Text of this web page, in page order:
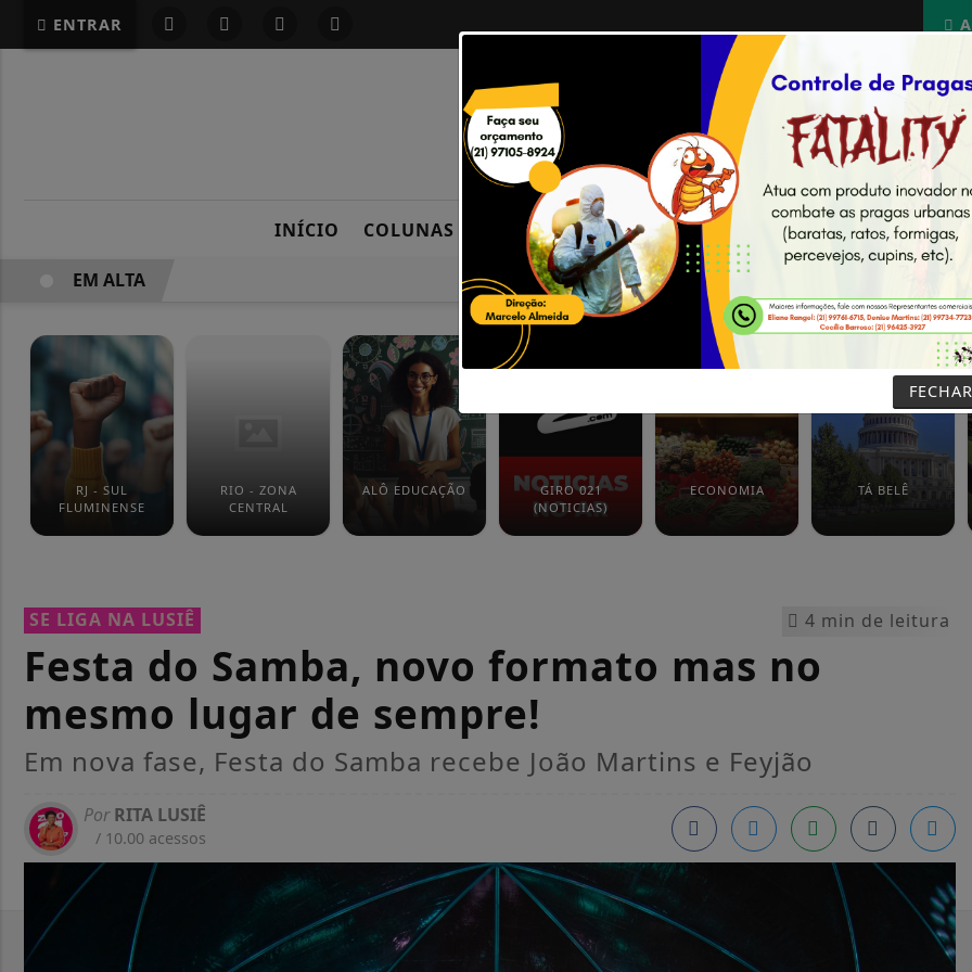
ENTRAR
INÍCIO COLUNAS NOTÍCIAS PODCASTS ESPORTES CONCURSOS
EM ALTA
RJ - SUL
FLUMINENSE
RIO - ZONA
CENTRAL
ALÔ EDUCAÇÃO
GIRO 021
(NOTICIAS)
ECONOMIA TÁ BELÊ
FECHAR
4 min de leitura
SE LIGA NA LUSIÊ
Festa do Samba, novo formato mas no
mesmo lugar de sempre!
Em nova fase, Festa do Samba recebe João Martins e Feyjão
PorRITA LUSIÊ
/ 10.00 acessos